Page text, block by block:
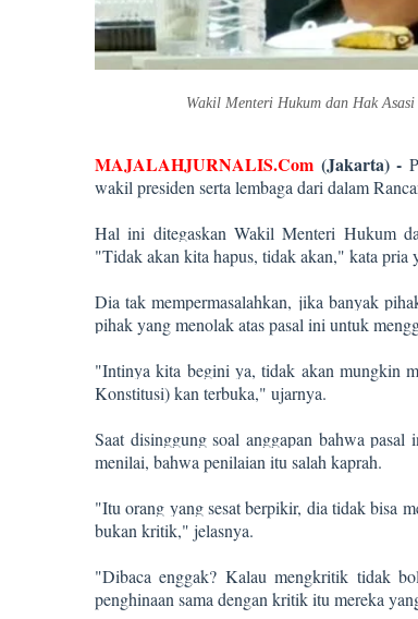
Wakil Menteri Hukum dan Hak
MAJALAHJURNALIS.Com (Jakarta) -
wakil presiden serta lembaga dari dalam
Hal ini ditegaskan Wakil Menteri Hukum
"Tidak akan kita hapus, tidak akan," kata
Dia tak mempermasalahkan, jika banyak
pihak yang menolak atas pasal ini untuk
"Intinya kita begini ya, tidak akan mungkin
Konstitusi) kan terbuka," ujarnya.
Saat disinggung soal anggapan bahwa
menilai, bahwa penilaian itu salah kaprah.
"Itu orang yang sesat berpikir, dia tidak bisa
bukan kritik," jelasnya.
"Dibaca enggak? Kalau mengkritik tidak
penghinaan sama dengan kritik itu mereka